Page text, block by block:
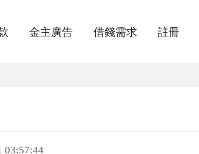
金主廣告 借錢需求 註冊
03:57:44